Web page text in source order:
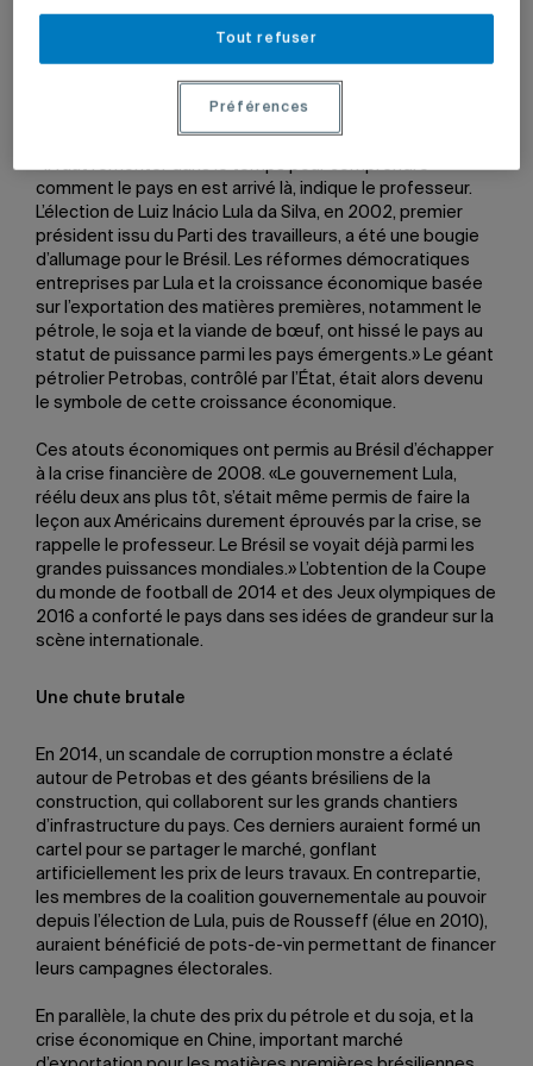
Herrmann, professeur au Département de science
«Il faut remonter dans le temps pour comprendre
comment le pays en est arrivé là, indique le professeur.
L’élection de Luiz Inácio Lula da Silva, en 2002, premier
président issu du Parti des travailleurs, a été une bougie
d’allumage pour le Brésil. Les réformes démocratiques
entreprises par Lula et la croissance économique basée
sur l’exportation des matières premières, notamment le
pétrole, le soja et la viande de bœuf, ont hissé le pays au
statut de puissance parmi les pays émergents.» Le géant
pétrolier Petrobas, contrôlé par l’État, était alors devenu
le symbole de cette croissance économique.
Ces atouts économiques ont permis au Brésil d’échapper
à la crise financière de 2008. «Le gouvernement Lula,
réélu deux ans plus tôt, s’était même permis de faire la
leçon aux Américains durement éprouvés par la crise, se
rappelle le professeur. Le Brésil se voyait déjà parmi les
grandes puissances mondiales.» L’obtention de la Coupe
du monde de football de 2014 et des Jeux olympiques de
2016 a conforté le pays dans ses idées de grandeur sur la
scène internationale.
Une chute brutale
En 2014, un scandale de corruption monstre a éclaté
autour de Petrobas et des géants brésiliens de la
construction, qui collaborent sur les grands chantiers
d’infrastructure du pays. Ces derniers auraient formé un
cartel pour se partager le marché, gonflant
artificiellement les prix de leurs travaux. En contrepartie,
les membres de la coalition gouvernementale au pouvoir
depuis l’élection de Lula, puis de Rousseff (élue en 2010),
auraient bénéficié de pots-de-vin permettant de financer
leurs campagnes électorales.
En parallèle, la chute des prix du pétrole et du soja, et la
crise économique en Chine, important marché
Tout refuser
Préférences